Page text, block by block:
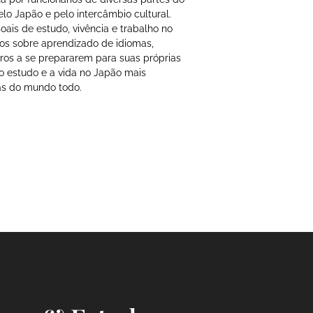
Japão e pelo intercâmbio cultural.
de estudo, vivência e trabalho no
sobre aprendizado de idiomas,
a se prepararem para suas próprias
estudo e a vida no Japão mais
do mundo todo.